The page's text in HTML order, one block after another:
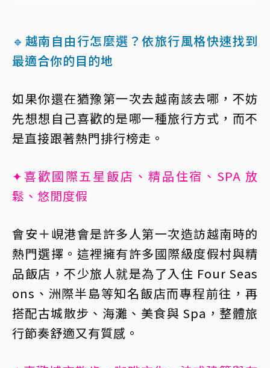
🔹越南自由行怎麼選？依旅行風格快速找到
最適合你的目的地
如果你還在猶豫第一次去越南該去哪，不妨
先想想自己喜歡的是哪一種旅行方式，而不
是直接跟著熱門排行榜走。
✦喜歡國際五星飯店、精品住宿、SPA 放
鬆、悠閒度假
會安＋峴港會是許多人第一次造訪越南時的
熱門選擇。這裡擁有許多國際級度假村與精
品飯店，不少旅人就是為了入住 Four Seas
ons、洲際半島等知名飯店而專程前往，再
搭配古城散步、海灘、美食與 Spa，整體旅
行節奏舒適又有質感。